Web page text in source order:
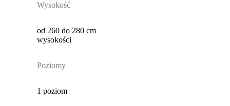
Wysokość
od 260 do 280 cm
wysokości
Poziomy
1 poziom